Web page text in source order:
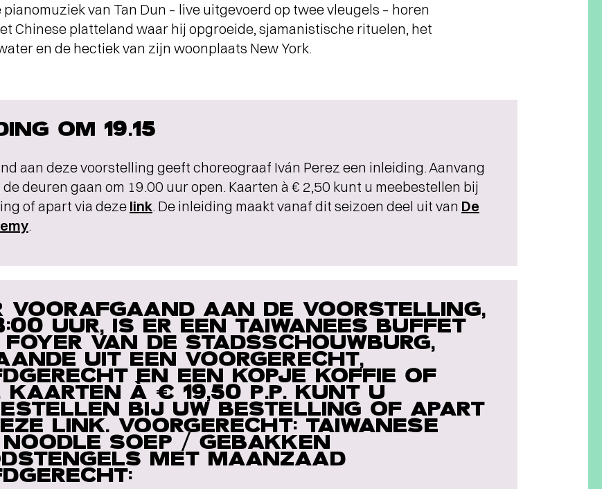
van Tan Dun – live uitgevoerd op twee vleugels – horen
Chinese platteland waar hij opgroeide, sjamanistische rituelen, het
en de hectiek van zijn woonplaats New York.
OM 19.15
aan deze voorstelling geeft choreograaf Iván Perez een inleiding. Aanvang
de deuren gaan om 19.00 uur open. Kaarten à € 2,50 kunt u meebestellen bij
of apart via deze link. De inleiding maakt vanaf dit seizoen deel uit van De
.
VOORAFGAAND AAN DE VOORSTELLING,
UUR, IS ER EEN TAIWANEES BUFFET
VAN DE STADSSCHOUWBURG,
UIT EEN VOORGERECHT,
EN EEN KOPJE KOFFIE OF
KAARTEN À € 19,50 P.P. KUNT U
BIJ UW BESTELLING OF APART
LINK. VOORGERECHT: TAIWANESE
SOEP / GEBAKKEN
MET MAANZAAD